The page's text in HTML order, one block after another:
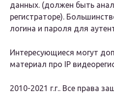
данных. (должен быть
регистраторе).
логина и пароля для
Интересующиеся могут
материал про IP
2010-2021 г.г.. Все права